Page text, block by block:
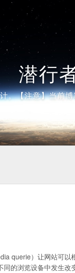
潜行
。【注意】当前
querie）让网站可以
的浏览设备中发生